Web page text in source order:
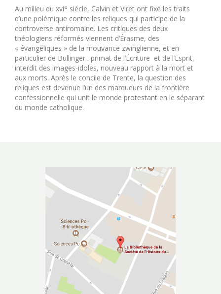
Au milieu du xvie siècle, Calvin et Viret ont fixé les traits
d’une polémique contre les reliques qui participe de la
controverse antiromaine. Les critiques des deux
théologiens réformés viennent d’Érasme, des
« évangéliques » de la mouvance zwinglienne, et en
particulier de Bullinger : primat de l’Écriture et de l’Esprit,
interdit des images-idoles, nouveau rapport à la mort et
aux morts. Après le concile de Trente, la question des
reliques est devenue l’un des marqueurs de la frontière
confessionnelle qui unit le monde protestant en le séparant
du monde catholique.